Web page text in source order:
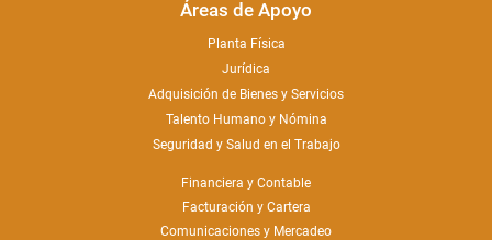
Áreas de Apoyo
Planta Física
Jurídica
Adquisición de Bienes y Servicios
Talento Humano y Nómina
Seguridad y Salud en el Trabajo
Financiera y Contable
Facturación y Cartera
Comunicaciones y Mercadeo